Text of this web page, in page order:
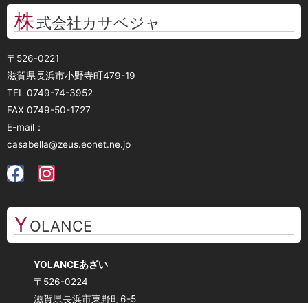
株式会社カサベジャ
〒526-0221
滋賀県長浜市小野寺町479-19
TEL 0749-74-3952
FAX 0749-50-1727
E-mail：
casabella@zeus.eonet.ne.jp
YOLANCE
YOLANCEあざい
〒526-0224
滋賀県長浜市東野町6-5